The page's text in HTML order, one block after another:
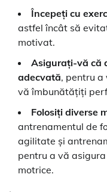
Începeți cu
astfel încât să
motivat.
Asigurați-vă că
adecvată, pentru a
vă îmbunătățiți
Folosiți diverse
antrenamentul de
agilitate și
pentru a vă
motrice.